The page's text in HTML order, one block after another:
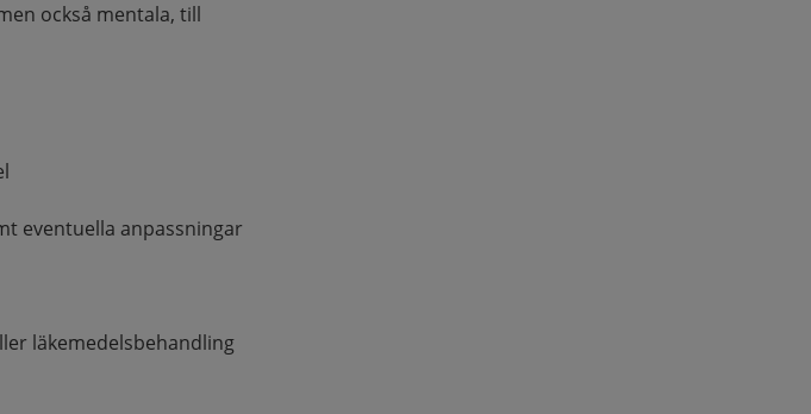
också mentala, till
eventuella anpassningar
läkemedelsbehandling